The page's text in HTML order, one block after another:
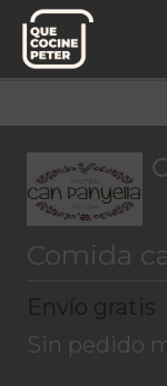
Menú del día
Comida
Envío gratis
Sin pedido